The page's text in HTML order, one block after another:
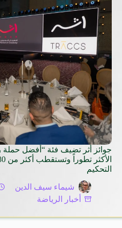
جوائز أثر تضيف فئة “أفضل حملة
التحكيم
شيماء سيف الدين
أخبار الرياضة